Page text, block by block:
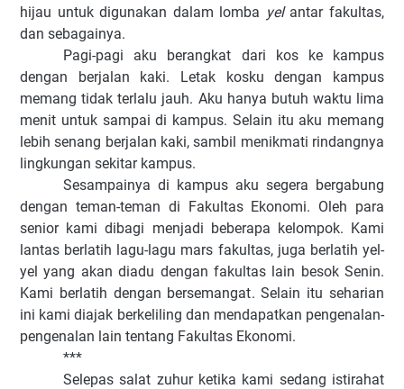
hijau untuk digunakan dalam lomba yelantar fakultas,
dan sebagainya.
Pagi-pagi aku berangkat dari kos ke kampus
dengan berjalan kaki. Letak kosku dengan kampus
memang tidak terlalu jauh. Aku hanya butuh waktu lima
menit untuk sampai di kampus. Selain itu aku memang
lebih senang berjalan kaki, sambil menikmati rindangnya
lingkungan sekitar kampus.
Sesampainya di kampus aku segera bergabung
dengan teman-teman di Fakultas Ekonomi. Oleh para
senior kami dibagi menjadi beberapa kelompok. Kami
lantas berlatih lagu-lagu mars fakultas, juga berlatih yel-
yel yang akan diadu dengan fakultas lain besok Senin.
Kami berlatih dengan bersemangat. Selain itu seharian
ini kami diajak berkeliling dan mendapatkan pengenalan-
pengenalan lain tentang Fakultas Ekonomi.
***
Selepas salat zuhur ketika kami sedang istirahat